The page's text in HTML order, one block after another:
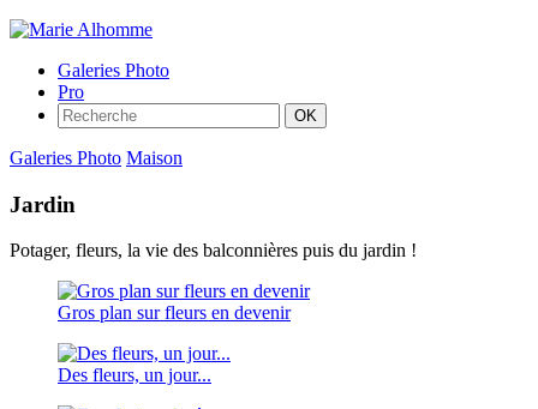
Galeries Photo
Pro
Galeries Photo Maison
Jardin
Potager, fleurs, la vie des balconnières puis du jardin !
Gros plan sur fleurs en devenir
Des fleurs, un jour...